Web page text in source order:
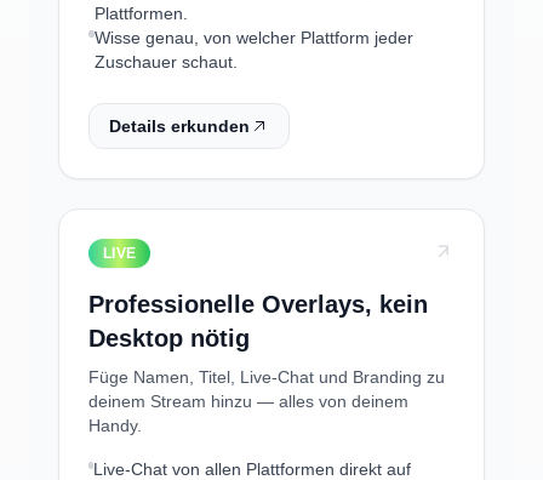
Plattformen.
Wisse genau, von welcher Plattform jeder
Zuschauer schaut.
Details erkunden
LIVE
Professionelle Overlays, kein
Desktop nötig
Füge Namen, Titel, Live-Chat und Branding zu
deinem Stream hinzu — alles von deinem
Handy.
Live-Chat von allen Plattformen direkt auf